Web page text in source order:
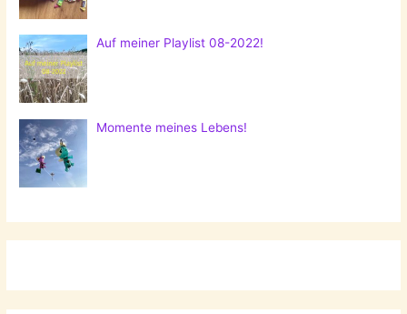
Auf meiner Playlist 08-2022!
Momente meines Lebens!